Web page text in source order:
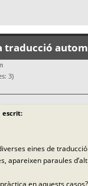
traducció
3)
escrit:
eines de
apareixen paraules
en aquests